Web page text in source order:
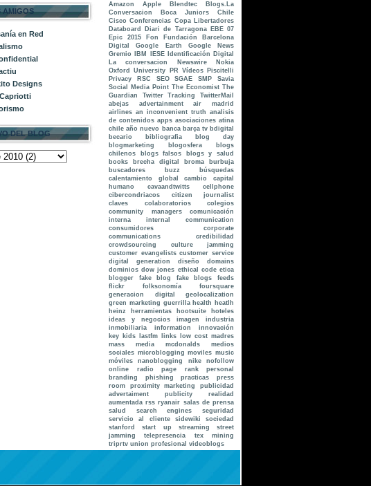
AMIGOS
en Red
Designs
DEL BLOG
Amazon
Apple Blendtec
Blogs.La
Conversacion
Boca Juniors
Chile
Cisco Conferencias Copa Libertadores
Databoard
Diari de Tarragona
EBE 07
Epic 2015
Fon
Fundación Barcelona
Digital
Google Earth
Google News
Gremio
IBM IESE
Identificación Digital
La conversacion
Newswire
Nokia
Oxford University
PR Vídeos
Piscitelli
Privacy
RSC SEO SGAE SMP
Savia
Social Media Point The Economist The
Guardian
Twitter Tracking
TwitterMail
abejas
advertainment
air madrid
airlines an inconvenient truth analisis
de contenidos apps asociaciones atina
chile año nuevo banca barça tv bdigital
becario
bibliografia
blog day
blogmarketing
blogosfera
blogs
chilenos
blogs falsos
blogs y salud
books
brecha digital broma
burbuja
buscadores
buzz
búsquedas
calentamiento global
cambio
capital
humano
cavaandtwitts
cellphone
cibercondriacos
citizen journalist
claves
colaboratorios
colegios
community managers
comunicación
interna internal communication
consumidores
corporate
communications
credibilidad
crowdsourcing
culture jamming
customer evangelists customer service
digital generation
diseño
domains
dominios dow jones ethical code etica
blogger
fake blog fake blogs
feeds
flickr
folksonomía
foursquare
generacion digital
geolocalization
green marketing guerrilla health
heatlh
heinz
herramientas hootsuite
hoteles
ideas y negocios
imagen
industria
inmobiliaria
information
innovación
key kids lastfm links low cost madres
mass media
mcdonalds
medios
sociales microblogging moviles music
móviles
nanoblogging nike
nofollow
online radio
page rank
personal
branding
phishing practicas
press
room
proximity marketing
publicidad
advertaiment
publicity
realidad
aumentada rss ryanair salas de prensa
salud
search engines
seguridad
servicio al cliente
sidewiki
sociedad
stanford
start up streaming
street
jamming
telepresencia
tex mining
triprtv union profesional videoblogs